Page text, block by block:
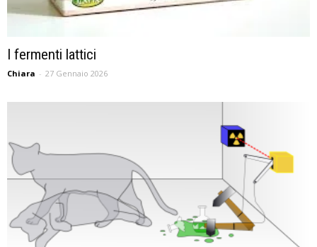
I fermenti lattici
Chiara - 27 Gennaio 2026